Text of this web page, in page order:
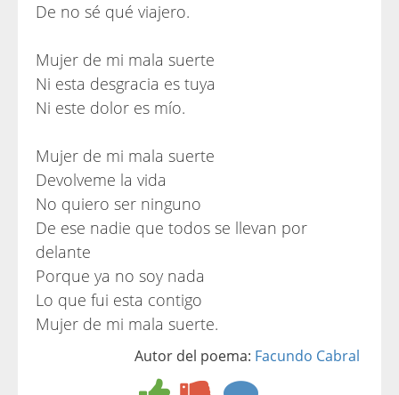
De no sé qué viajero.
Mujer de mi mala suerte
Ni esta desgracia es tuya
Ni este dolor es mío.
Mujer de mi mala suerte
Devolveme la vida
No quiero ser ninguno
De ese nadie que todos se llevan por
delante
Porque ya no soy nada
Lo que fui esta contigo
Mujer de mi mala suerte.
Autor del poema: Facundo Cabral